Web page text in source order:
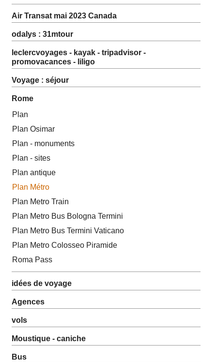
Air Transat mai 2023 Canada
odalys : 31mtour
leclercvoyages - kayak - tripadvisor -
promovacances - liligo
Voyage : séjour
Rome
Plan
Plan Osimar
Plan - monuments
Plan - sites
Plan antique
Plan Métro
Plan Metro Train
Plan Metro Bus Bologna Termini
Plan Metro Bus Termini Vaticano
Plan Metro Colosseo Piramide
Roma Pass
idées de voyage
Agences
vols
Moustique - caniche
Bus